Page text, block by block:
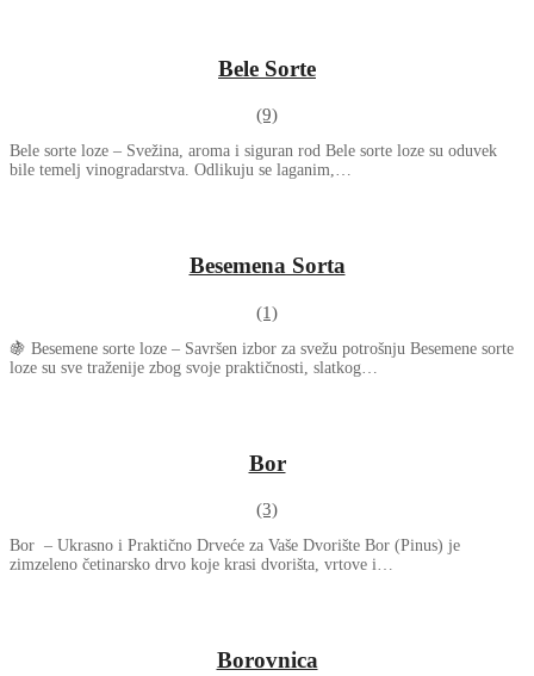
Bele Sorte
(9)
Bele sorte loze – Svežina, aroma i siguran rod Bele sorte loze su oduvek
bile temelj vinogradarstva. Odlikuju se laganim,…
Besemena Sorta
(1)
🍇 Besemene sorte loze – Savršen izbor za svežu potrošnju Besemene sorte
loze su sve traženije zbog svoje praktičnosti, slatkog…
Bor
(3)
Bor – Ukrasno i Praktično Drveće za Vaše Dvorište Bor (Pinus) je
zimzeleno četinarsko drvo koje krasi dvorišta, vrtove i…
Borovnica